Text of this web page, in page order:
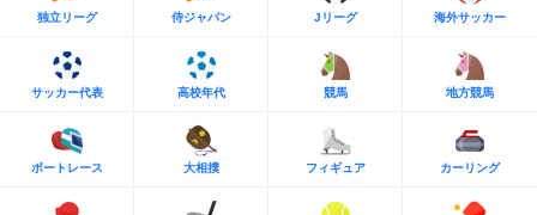
独立リーグ 侍ジャパン Jリーグ 海外サッカー
サッカー代表 高校年代 競馬 地方競馬
ボートレース 大相撲 フィギュア カーリング